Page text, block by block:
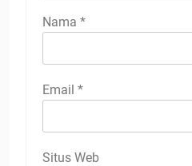
Nama *
Email *
Situs Web